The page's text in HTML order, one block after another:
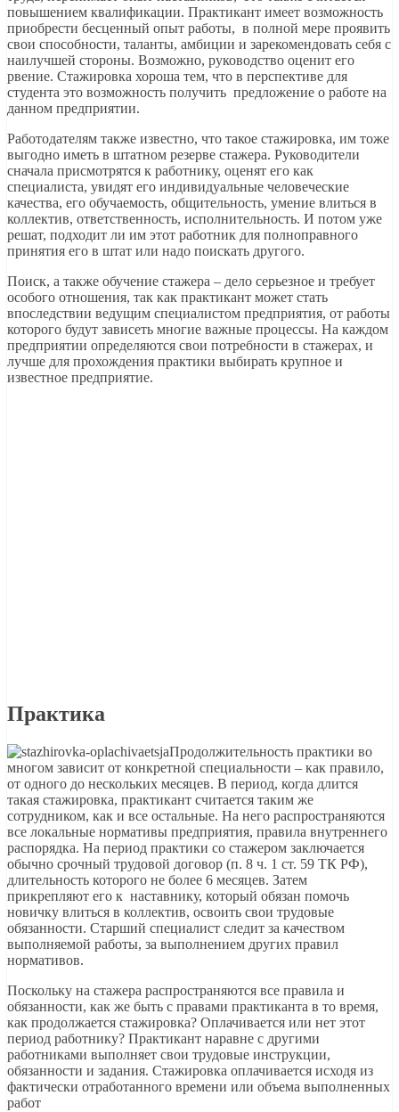
повышением квалификации. Практикант имеет возможность
приобрести бесценный опыт работы, в полной мере проявить
свои способности, таланты, амбиции и зарекомендовать себя с
наилучшей стороны. Возможно, руководство оценит его
рвение. Стажировка хороша тем, что в перспективе для
студента это возможность получить предложение о работе на
данном предприятии.
Работодателям также известно, что такое стажировка, им тоже
выгодно иметь в штатном резерве стажера. Руководители
сначала присмотрятся к работнику, оценят его как
специалиста, увидят его индивидуальные человеческие
качества, его обучаемость, общительность, умение влиться в
коллектив, ответственность, исполнительность. И потом уже
решат, подходит ли им этот работник для полноправного
принятия его в штат или надо поискать другого.
Поиск, а также обучение стажера – дело серьезное и требует
особого отношения, так как практикант может стать
впоследствии ведущим специалистом предприятия, от работы
которого будут зависеть многие важные процессы. На каждом
предприятии определяются свои потребности в стажерах, и
лучше для прохождения практики выбирать крупное и
известное предприятие.
Практика
Продолжительность практики во
многом зависит от конкретной специальности – как правило,
от одного до нескольких месяцев. В период, когда длится
такая стажировка, практикант считается таким же
сотрудником, как и все остальные. На него распространяются
все локальные нормативы предприятия, правила внутреннего
распорядка. На период практики со стажером заключается
обычно срочный трудовой договор (п. 8 ч. 1 ст. 59 ТК РФ),
длительность которого не более 6 месяцев. Затем
прикрепляют его к наставнику, который обязан помочь
новичку влиться в коллектив, освоить свои трудовые
обязанности. Старший специалист следит за качеством
выполняемой работы, за выполнением других правил
нормативов.
Поскольку на стажера распространяются все правила и
обязанности, как же быть с правами практиканта в то время,
как продолжается стажировка? Оплачивается или нет этот
период работнику? Практикант наравне с другими
работниками выполняет свои трудовые инструкции,
обязанности и задания. Стажировка оплачивается исходя из
фактически отработанного времени или объема выполненных
работ